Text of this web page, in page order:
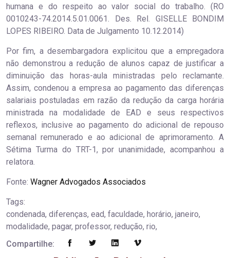
humana e do respeito ao valor social do trabalho. (RO
0010243-74.2014.5.01.0061. Des. Rel. GISELLE BONDIM
LOPES RIBEIRO. Data de Julgamento 10.12.2014)
Por fim, a desembargadora explicitou que a empregadora
não demonstrou a redução de alunos capaz de justificar a
diminuição das horas-aula ministradas pelo reclamante.
Assim, condenou a empresa ao pagamento das diferenças
salariais postuladas em razão da redução da carga horária
ministrada na modalidade de EAD e seus respectivos
reflexos, inclusive ao pagamento do adicional de repouso
semanal remunerado e ao adicional de aprimoramento. A
Sétima Turma do TRT-1, por unanimidade, acompanhou a
relatora.
Fonte: Wagner Advogados Associados
Tags:
condenada, diferenças, ead, faculdade, horário, janeiro,
modalidade, pagar, professor, redução, rio,
Compartilhe: